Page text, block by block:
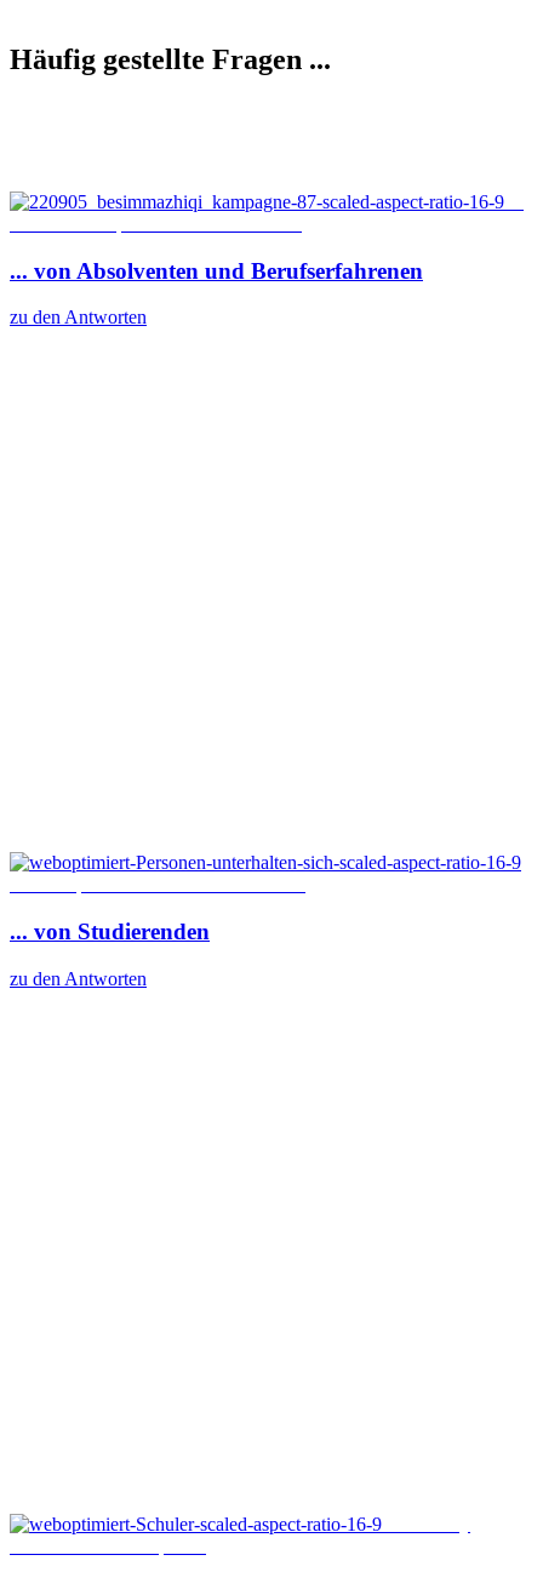
Häufig gestellte Fragen ...
... von Absolventen und Berufserfahrenen
zu den Antworten
... von Studierenden
zu den Antworten